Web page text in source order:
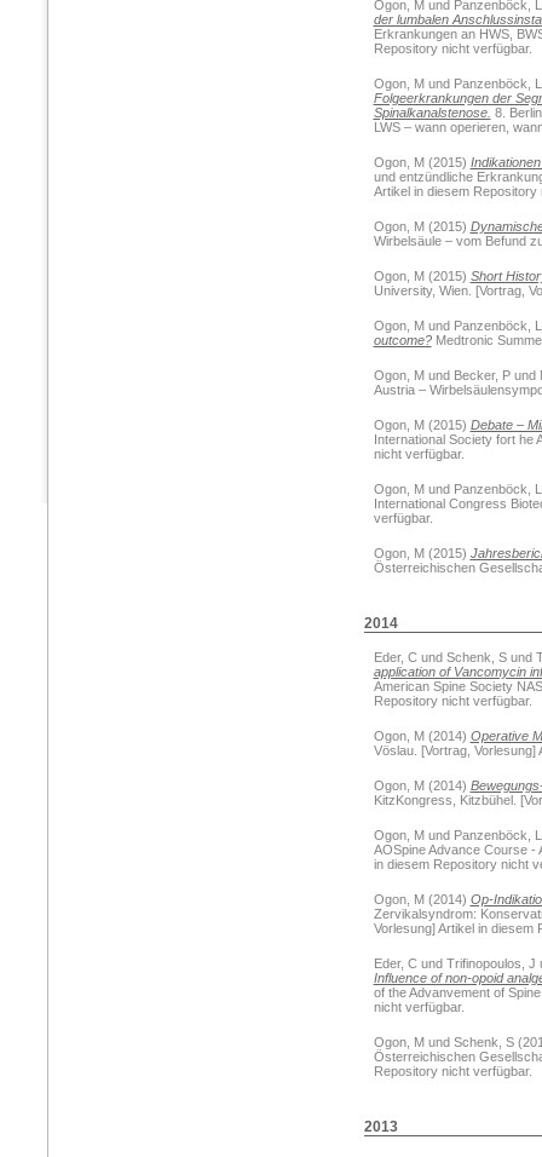
Ogon, M und Panzenböck, L
der lumbalen
Erkrankungen an HWS,
Repository nicht verfügbar.
Ogon, Mund Panzenböck, L
Folgeerkrankungen der
Spinalkanalstenose. 8.
LWS – wann operieren,
Ogon, M(2015)
und entzündliche
Artikel in diesem Repository
Ogon, M(2015)
Wirbelsäule – vom Befund
Ogon, M(2015) Short
University, Wien. [Vortrag,
Ogon, Mund Panzenböck, L
outcome?Medtronic
Ogon, Mund Becker, Pund
Austria –
Ogon, M(2015) Debate –
International Society fort he
nicht verfügbar.
Ogon, Mund Panzenböck, L
International Congress
verfügbar.
Ogon, M(2015)
Österreichischen
2014
Eder, Cund Schenk, Sund
application of Vancomycin
American Spine Society
Repository nicht verfügbar.
Ogon, M(2014) Operative
Vöslau. [Vortrag,
Ogon, M(2014)
KitzKongress, Kitzbühel.
Ogon, Mund Panzenböck, L
AOSpine Advance Course -
in diesem Repository nicht
Ogon, M(2014) Op-
Zervikalsyndrom:
Vorlesung] Artikel in diesem
Eder, Cund Trifinopoulos, J
Influence of non-opoid
of the Advanvement of
nicht verfügbar.
Ogon, Mund Schenk, S
Österreichischen
Repository nicht verfügbar.
2013